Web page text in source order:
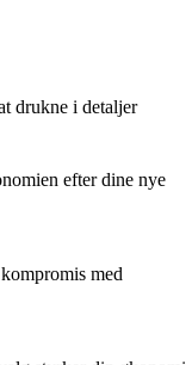
drukne i detaljer
efter dine nye
med